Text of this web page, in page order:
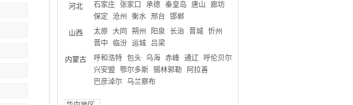
河北 石家庄 张家口 承德 秦皇岛 唐山
廊坊
保定
沧州 衡水 邢台
邯郸
山西
太原 大同 朔州 阳泉 长治 晋城 忻州
晋中
临汾 运城
吕梁
内蒙古
呼和浩特 包头 乌海 赤峰 通辽
呼伦贝尔
兴安盟
鄂尔多斯 锡林郭勒
阿拉善
巴彦淖尔 乌兰察布